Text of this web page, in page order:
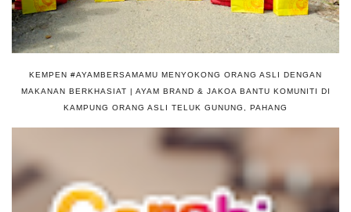
KEMPEN #AYAMBERSAMAMU MENYOKONG ORANG ASLI DENGAN
MAKANAN BERKHASIAT | AYAM BRAND & JAKOA BANTU KOMUNITI DI
KAMPUNG ORANG ASLI TELUK GUNUNG, PAHANG